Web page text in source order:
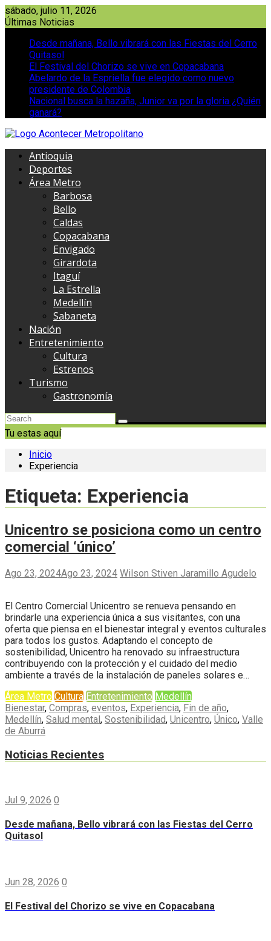
Saltar
al
sábado, julio 11, 2026
Últimas Noticias
Desde mañana, Bello vibrará con las Fiestas del Cerro
Quitasol
El Festival del Chorizo se vive en Copacabana
Abelardo de la Espriella fue elegido como nuevo
presidente de Colombia
Nacional busca la hazaña, Junior va por la gloria ¿Quién
ganará?
Antioquia
Deportes
Área Metro
Barbosa
Bello
Caldas
Copacabana
Envigado
Girardota
Itaguí
La Estrella
Medellín
Sabaneta
Nación
Entretenimiento
Cultura
Estrenos
Turismo
Gastronomía
Tu estas aquí
Inicio
Experiencia
Etiqueta: Experiencia
Unicentro se posiciona como un centro
comercial ‘único’
Ago 23, 2024Ago 23, 2024 Wilson Stiven Jaramillo Agudelo
El Centro Comercial Unicentro se renueva pensando en
brindarle una experiencia única a sus visitantes, con una
oferta que piensa en el bienestar integral y eventos culturales
para todos los gustos. Adaptando el concepto de
sostenibilidad, Unicentro ha renovado su infraestructura
contribuyendo con la protección y el cuidado del medio
ambiente a través de la instalación de paneles solares e…
Área Metro Cultura Entretenimiento Medellín
Bienestar, Compras, eventos, Experiencia, Fin de año,
Medellín, Salud mental, Sostenibilidad, Unicentro, Único, Valle
de Aburrá
Noticias Recientes
Jul 9, 2026 0
Desde mañana, Bello vibrará con las Fiestas del Cerro
Quitasol
Jun 28, 2026 0
El Festival del Chorizo se vive en Copacabana